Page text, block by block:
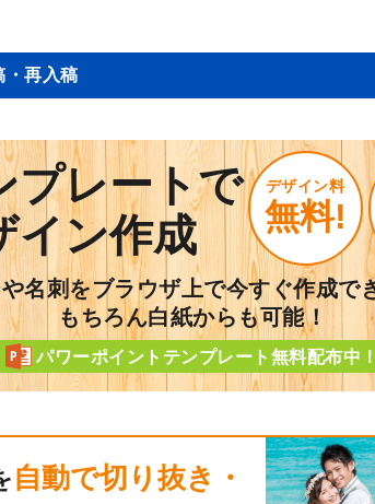
・再入稿
プレートで
イン作成
デザイン料
無料!
名刺をブラウザ上で今すぐ作成で
もちろん白紙からも可能！
パワーポイントテンプレート無料配布中！
自動で切り抜き・